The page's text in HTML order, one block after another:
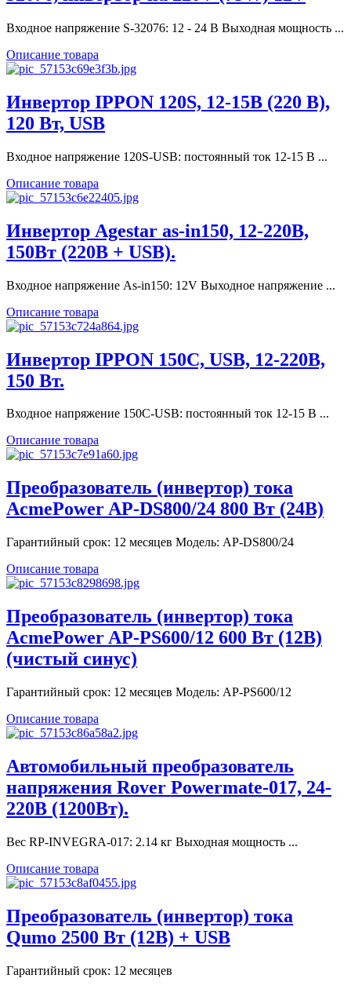
Входное напряжение S-32076: 12 - 24 В Выходная мощность ...
Описание товара
Инвертор IPPON 120S, 12-15В (220 В),
120 Вт, USB
Входное напряжение 120S-USB: постоянный ток 12-15 В ...
Описание товара
Инвертор Agestar as-in150, 12-220В,
150Вт (220В + USB).
Входное напряжение As-in150: 12V Выходное напряжение ...
Описание товара
Инвертор IPPON 150C, USB, 12-220В,
150 Вт.
Входное напряжение 150C-USB: постоянный ток 12-15 В ...
Описание товара
Преобразователь (инвертор) тока
AcmePower AP-DS800/24 800 Вт (24В)
Гарантийный срок: 12 месяцев Модель: AP-DS800/24
Описание товара
Преобразователь (инвертор) тока
AcmePower AP-PS600/12 600 Вт (12В)
(чистый синус)
Гарантийный срок: 12 месяцев Модель: AP-PS600/12
Описание товара
Автомобильный преобразователь
напряжения Rover Powermate-017, 24-
220В (1200Вт).
Вес RP-INVEGRA-017: 2.14 кг Выходная мощность ...
Описание товара
Преобразователь (инвертор) тока
Qumo 2500 Вт (12В) + USB
Гарантийный срок: 12 месяцев